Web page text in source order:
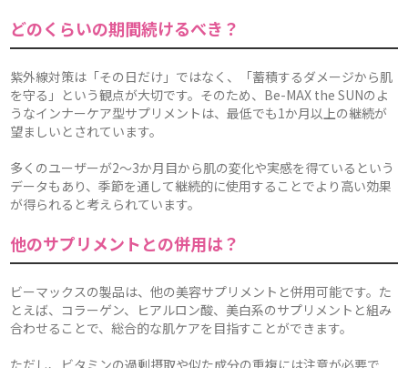
どのくらいの期間続けるべき？
紫外線対策は「その日だけ」ではなく、「蓄積するダメージから肌
を守る」という観点が大切です。そのため、Be-MAX the SUNのよ
うなインナーケア型サプリメントは、最低でも1か月以上の継続が
望ましいとされています。
多くのユーザーが2〜3か月目から肌の変化や実感を得ているという
データもあり、季節を通して継続的に使用することでより高い効果
が得られると考えられています。
他のサプリメントとの併用は？
ビーマックスの製品は、他の美容サプリメントと併用可能です。た
とえば、コラーゲン、ヒアルロン酸、美白系のサプリメントと組み
合わせることで、総合的な肌ケアを目指すことができます。